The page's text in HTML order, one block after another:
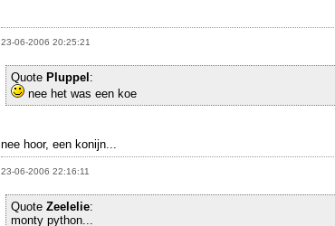
23-06-2006 20:25:21
Quote Pluppel:
nee het was een koe
nee hoor, een konijn...
23-06-2006 22:16:11
Quote Zeelelie:
monty python...